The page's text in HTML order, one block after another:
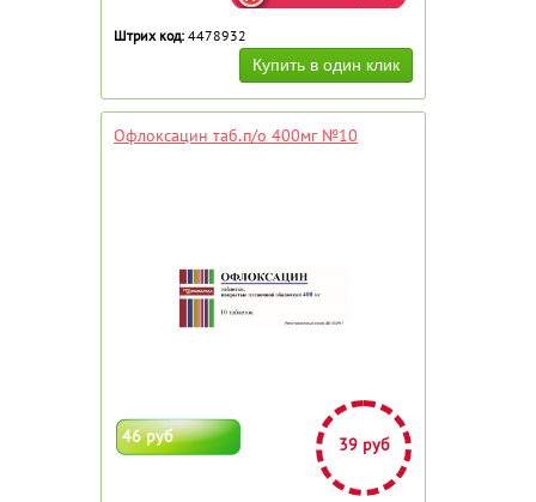
Штрих код: 4478932
Офлоксацин таб.п/о 400мг №10
46 руб 39 руб